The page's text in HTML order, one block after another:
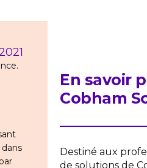
En savoir
Cobham
Destiné aux
de solutions de